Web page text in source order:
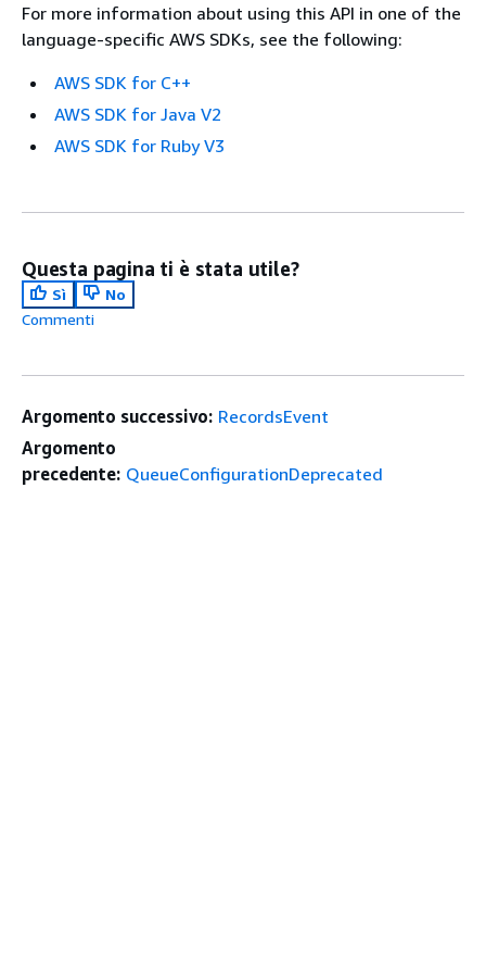
For more information about using this API in one of the
language-specific AWS SDKs, see the following:
AWS SDK for C++
AWS SDK for Java V2
AWS SDK for Ruby V3
Questa pagina ti è stata utile?
Sì
No
Commenti
Argomento successivo: RecordsEvent
Argomento
precedente: QueueConfigurationDeprecated